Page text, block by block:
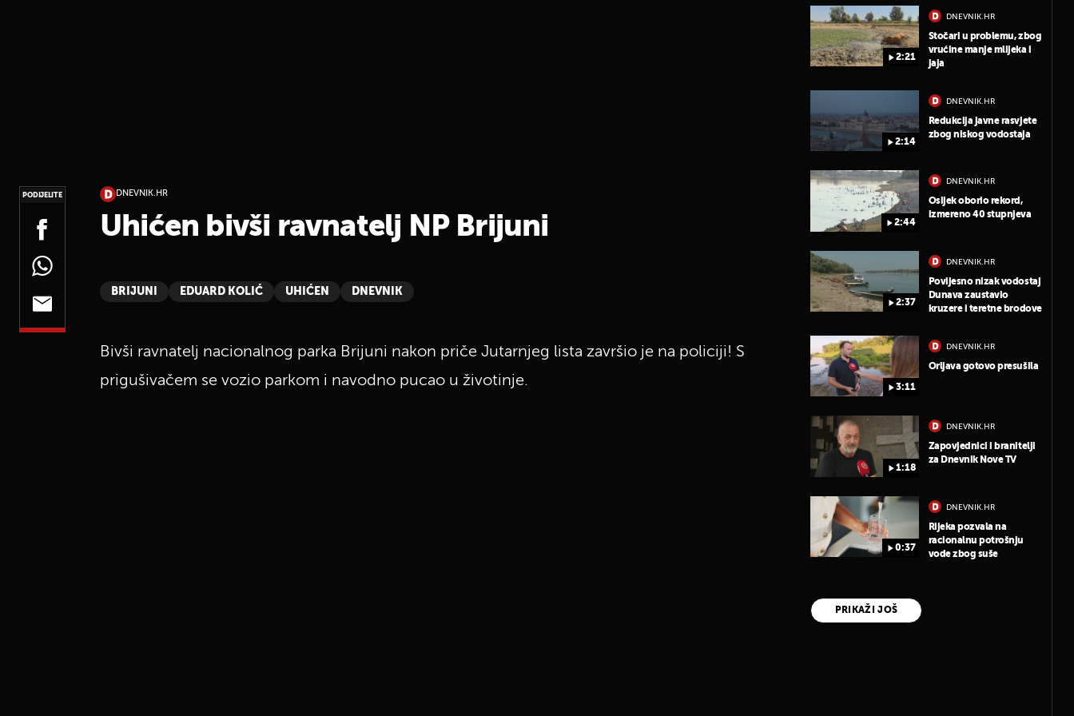
PODIJELITE DNEVNIK.HR
Uhićen bivši ravnatelj NP Brijuni
BRIJUNI EDUARD KOLIĆ UHIĆEN DNEVNIK
Bivši ravnatelj nacionalnog parka Brijuni nakon priče Jutarnjeg lista završio je na policiji! S
prigušivačem se vozio parkom i navodno pucao u životinje.
2:21
DNEVNIK.HR
Stočari u problemu, zbog
vrućine manje mlijeka i
jaja
2:14
DNEVNIK.HR
Redukcija javne rasvjete
zbog niskog vodostaja
2:44
DNEVNIK.HR
Osijek oborio rekord,
izmereno 40 stupnjeva
2:37
DNEVNIK.HR
Povijesno nizak vodostaj
Dunava zaustavio
kruzere i teretne brodove
3:11
DNEVNIK.HR
Orljava gotovo presušila
1:18
DNEVNIK.HR
Zapovjednici i branitelji
za Dnevnik Nove TV
0:37
DNEVNIK.HR
Rijeka pozvala na
racionalnu potrošnju
vode zbog suše
PRIKAŽI JOŠ